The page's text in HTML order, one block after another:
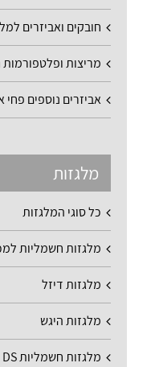
חובקים ואביזרים
מריצות
אביזרים נוספים
מלגזות
כל סוגי המלגזות
מלגזות חשמליות
מלגזות דיזל
מלגזות היגש
מלגזות חשמליות DS